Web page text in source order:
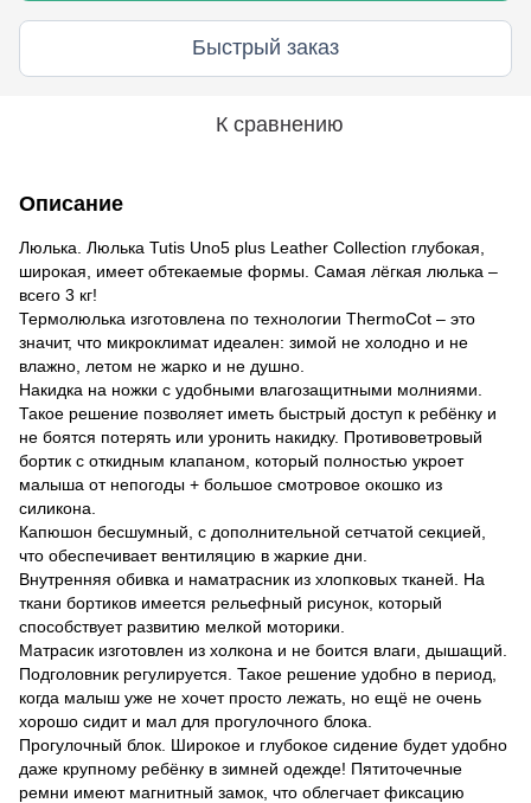
Быстрый заказ
К сравнению
Описание
Люлька. Люлька Tutis Uno5 plus Leather Collection глубокая,
широкая, имеет обтекаемые формы. Самая лёгкая люлька –
всего 3 кг!
Термолюлька изготовлена по технологии ThermoCot – это
значит, что микроклимат идеален: зимой не холодно и не
влажно, летом не жарко и не душно.
Накидка на ножки с удобными влагозащитными молниями.
Такое решение позволяет иметь быстрый доступ к ребёнку и
не боятся потерять или уронить накидку. Противоветровый
бортик с откидным клапаном, который полностью укроет
малыша от непогоды + большое смотровое окошко из
силикона.
Капюшон бесшумный, с дополнительной сетчатой секцией,
что обеспечивает вентиляцию в жаркие дни.
Внутренняя обивка и наматрасник из хлопковых тканей. На
ткани бортиков имеется рельефный рисунок, который
способствует развитию мелкой моторики.
Матрасик изготовлен из холкона и не боится влаги, дышащий.
Подголовник регулируется. Такое решение удобно в период,
когда малыш уже не хочет просто лежать, но ещё не очень
хорошо сидит и мал для прогулочного блока.
Прогулочный блок. Широкое и глубокое сидение будет удобно
даже крупному ребёнку в зимней одежде! Пятиточечные
ремни имеют магнитный замок, что облегчает фиксацию